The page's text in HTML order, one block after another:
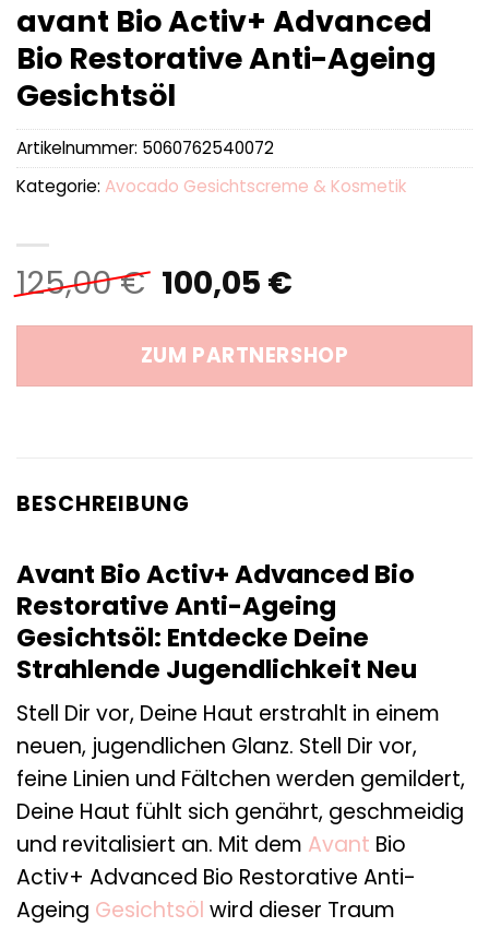
avant Bio Activ+ Advanced
Bio Restorative Anti-Ageing
Gesichtsöl
125,00€ Ursprünglicher
Preis
war:
125,00 €
100,05 €Aktueller
ist:
100,05 €.
ZUM PARTNERSHOP
Artikelnummer: 5060762540072
Kategorie: Avocado Gesichtscreme & Kosmetik
BESCHREIBUNG
Avant Bio Activ+ Advanced Bio
Restorative Anti-Ageing
Gesichtsöl: Entdecke Deine
Strahlende Jugendlichkeit Neu
Stell Dir vor, Deine Haut erstrahlt in einem
neuen, jugendlichen Glanz. Stell Dir vor,
feine Linien und Fältchen werden gemildert,
Deine Haut fühlt sich genährt, geschmeidig
und revitalisiert an. Mit dem Avant Bio
Activ+ Advanced Bio Restorative Anti-
Ageing Gesichtsöl wird dieser Traum